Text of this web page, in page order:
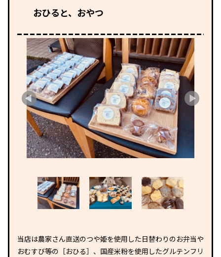
おひると、おやつ
当店は農家さん直送のつや姫を使用した日替わりのお弁当や
おむすび等の［おひる］、国産米粉を使用したグルテンフリ